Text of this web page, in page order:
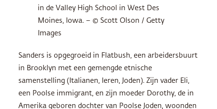
in de Valley High School in West Des
Moines, Iowa. – © Scott Olson / Getty
Images
Sanders is opgegroeid in Flatbush, een arbeidersbuurt
in Brooklyn met een gemengde etnische
samenstelling (Italianen, Ieren, Joden). Zijn vader Eli,
een Poolse immigrant, en zijn moeder Dorothy, de in
Amerika geboren dochter van Poolse Joden, woonden